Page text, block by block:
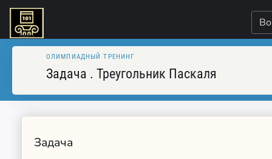
ОЛИМПИАДНЫЙ ТРЕНИНГ
Задача . Треугольник Паскаля
Задача